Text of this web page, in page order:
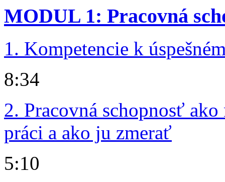
MODUL 1: Pracovná
1. Kompetencie k
8:34
2. Pracovná schopnosť
práci a ako ju zmerať
5:10